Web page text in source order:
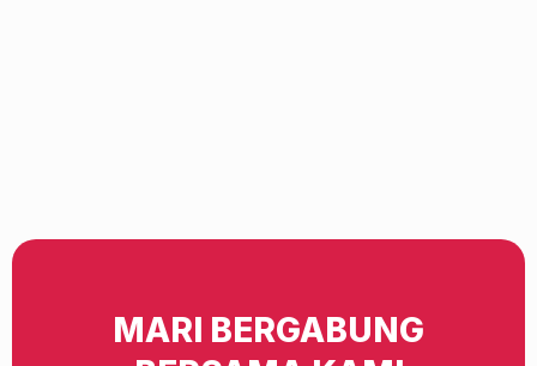
MARI BERGABUNG